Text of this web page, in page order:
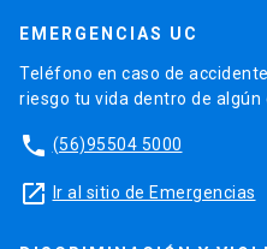
EMERGENCIAS UC
Teléfono en caso de
riesgo tu vida dentro de algún
phone (56)95504 5000
launch Ir al sitio de Emergencias